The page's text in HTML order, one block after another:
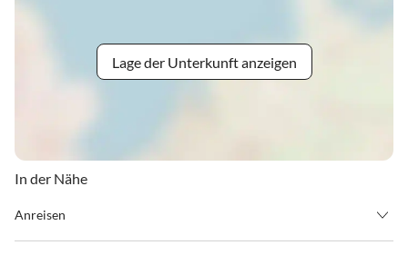
Lage der Unterkunft anzeigen
In der Nähe
Anreisen